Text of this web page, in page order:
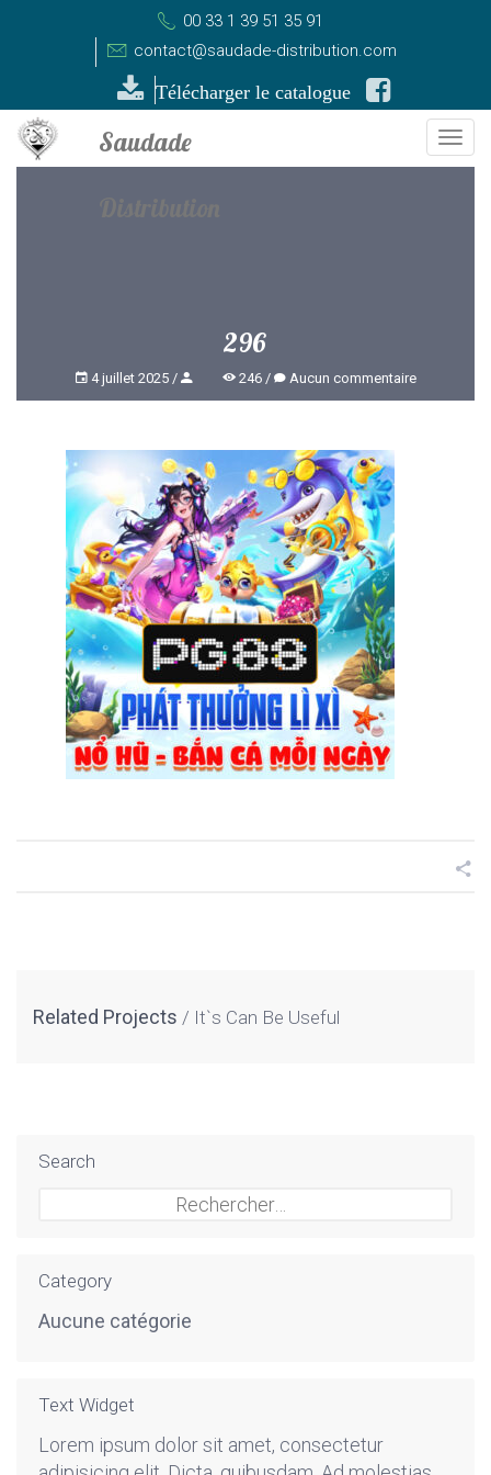
00 33 1 39 51 35 91
contact@saudade-distribution.com
Télécharger le catalogue
296
4 juillet 2025 246 Aucun commentaire
Related Projects It`s Can Be Useful
Search
Category
Aucune catégorie
Text Widget
Lorem ipsum dolor sit amet, consectetur